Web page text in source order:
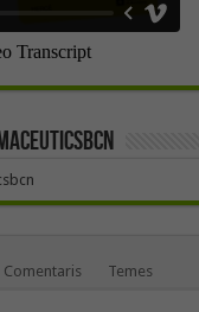
Comentaris Temes